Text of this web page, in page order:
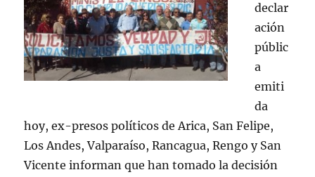
declar
ación
públic
a
emiti
da
hoy, ex-presos políticos de Arica, San Felipe,
Los Andes, Valparaíso, Rancagua, Rengo y San
Vicente informan que han tomado la decisión